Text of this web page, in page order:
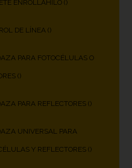
ENROLLAHILO ()
DE LÍNEA ()
PARA FOTOCÉLULAS O
()
PARA REFLECTORES ()
UNIVERSAL PARA
Y REFLECTORES ()